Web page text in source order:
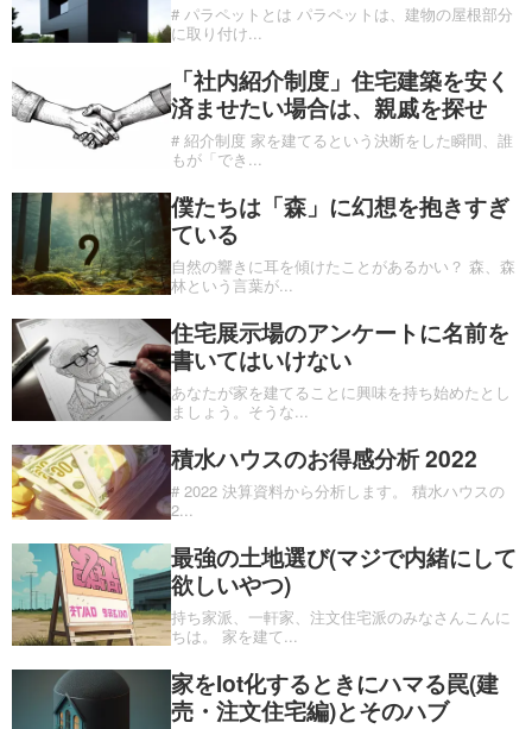
# パラペットとは パラペットは、建物の屋根部分
に取り付け...
「社内紹介制度」住宅建築を安く
済ませたい場合は、親戚を探せ
# 紹介制度 家を建てるという決断をした瞬間、誰
もが「でき ...
僕たちは「森」に幻想を抱きすぎ
ている
自然の響きに耳を傾けたことがあるかい？ 森、森
林という言葉が...
住宅展示場のアンケートに名前を
書いてはいけない
あなたが家を建てることに興味を持ち始めたとし
ましょう。そうな...
積水ハウスのお得感分析 2022
# 2022 決算資料から分析します。 積水ハウスの
2...
最強の土地選び(マジで内緒にして
欲しいやつ)
持ち家派、一軒家、注文住宅派のみなさんこんに
ちは。 家を建て...
家をIot化するときにハマる罠(建
売・注文住宅編)とそのハブ